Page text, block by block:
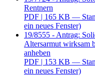
Rentnern
PDF | 165 KB —
ein neues Fenster)
19/8555 - Antrag:
Altersarmut wirksam
anheben
PDF | 153 KB —
ein neues Fenster)